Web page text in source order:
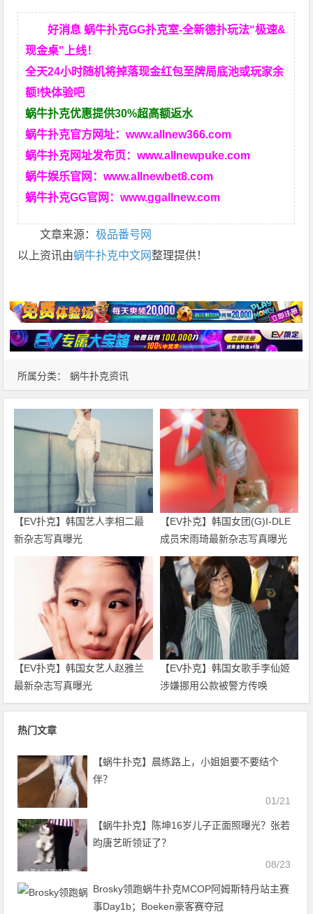
所属分类： 蜗牛扑克资讯
好消息 蜗牛扑克GG扑克室-全新德扑玩法“极速&
现金桌"上线！
全天24小时随机将掉落现金红包至牌局底池或玩家余
额!快体验吧
蜗牛扑克优惠提供30%超高额返水
蜗牛扑克官方网址：www.allnew366.com
蜗牛扑克网址发布页：www.allnewpuke.com
蜗牛娱乐官网：www.allnewbet8.com
蜗牛扑克GG官网：www.ggallnew.com
文章来源：极品番号网
以上资讯由蜗牛扑克中文网整理提供！
【EV扑克】韩国艺人李相二最
新杂志写真曝光
【EV扑克】韩国女团(G)I-DLE
成员宋雨琦最新杂志写真曝光
【EV扑克】韩国女艺人赵雅兰
最新杂志写真曝光
【EV扑克】韩国女歌手李仙姬
涉嫌挪用公款被警方传唤
热门文章
【蜗牛扑克】晨练路上，小姐姐要不要结个
伴？
01/21
【蜗牛扑克】陈坤16岁儿子正面照曝光？张若
昀唐艺昕领证了？
08/23
Brosky领跑蜗牛扑克MCOP阿姆斯特丹站主赛
事Day1b；Boeken豪客赛夺冠